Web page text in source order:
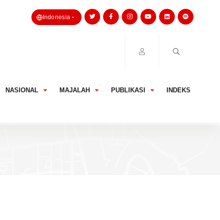
Indonesia
NASIONAL MAJALAH PUBLIKASI INDEKS